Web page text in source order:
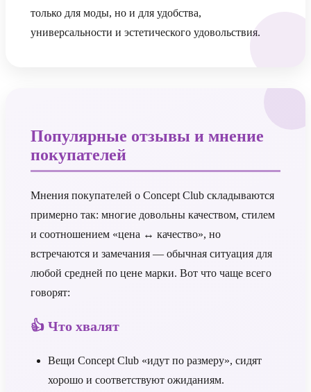
только для моды, но и для удобства,
универсальности и эстетического удовольствия.
Популярные отзывы и мнение
покупателей
Мнения покупателей о Concept Club складываются
примерно так: многие довольны качеством, стилем
и соотношением «цена ↔ качество», но
встречаются и замечания — обычная ситуация для
любой средней по цене марки. Вот что чаще всего
говорят:
👍 Что хвалят
Вещи Concept Club «идут по размеру», сидят
хорошо и соответствуют ожиданиям.